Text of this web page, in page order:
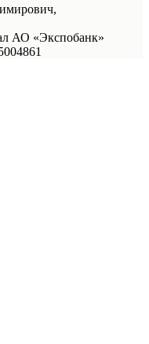
АО «Экспобанк»
НЕОБХОДИМА